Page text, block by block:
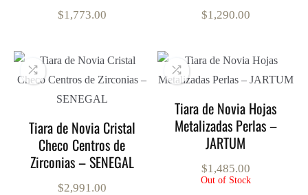
$1,773.00 $1,290.00
Tiara de Novia Cristal
Checo Centros de
Zirconias – SENEGAL
$2,991.00
Tiara de Novia Hojas
Metalizadas Perlas –
JARTUM
$1,485.00
Out of Stock